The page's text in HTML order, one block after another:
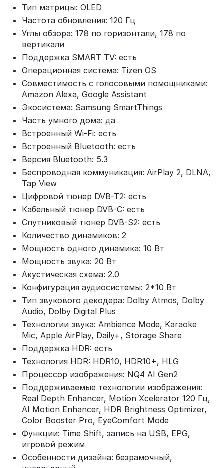
Тип матрицы: OLED
Частота обновления: 120 Гц
Углы обзора: 178 по горизонтали, 178 по
вертикали
Поддержка SMART TV: есть
Операционная система: Tizen OS
Совместимость с голосовыми помощниками:
Amazon Alexa, Google Assistant
Экосистема: Samsung SmartThings
Часть умного дома: да
Встроенный Wi-Fi: есть
Встроенный Bluetooth: есть
Версия Bluetooth: 5.3
Беспроводная коммуникация: AirPlay 2, DLNA,
Tap View
Цифровой тюнер DVB-T2: есть
Кабельный тюнер DVB-C: есть
Спутниковый тюнер DVB-S2: есть
Количество динамиков: 2
Мощность одного динамика: 10 Вт
Мощность звука: 20 Вт
Акустическая схема: 2.0
Конфигурация аудиосистемы: 2*10 Вт
Тип звукового декодера: Dolby Atmos, Dolby
Audio, Dolby Digital Plus
Технологии звука: Ambience Mode, Karaoke
Mic, Apple AirPlay, Daily+, Storage Share
Поддержка HDR: есть
Технология HDR: HDR10, HDR10+, HLG
Процессор изображения: NQ4 AI Gen2
Поддерживаемые технологии изображения:
Real Depth Enhancer, Motion Xcelerator 120 Гц,
AI Motion Enhancer, HDR Brightness Optimizer,
Color Booster Pro, EyeComfort Mode
Функции: Time Shift, запись на USB, EPG,
игровой режим
Особенности дизайна: безрамочный,